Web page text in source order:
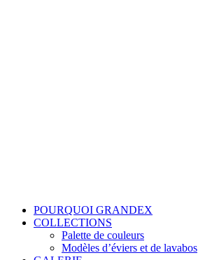
POURQUOI GRANDEX
COLLECTIONS
Palette de couleurs
Modèles d’éviers et de lavabos